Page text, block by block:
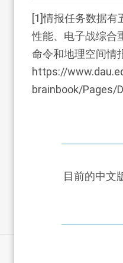
[1]情报任务数据有
性能、电子战综合
命令和地理空间情
https://
brainbook/Pages/
目前的中文